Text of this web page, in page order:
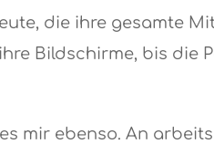
die ihre gesamte
Bildschirme, bis die
mir ebenso. An